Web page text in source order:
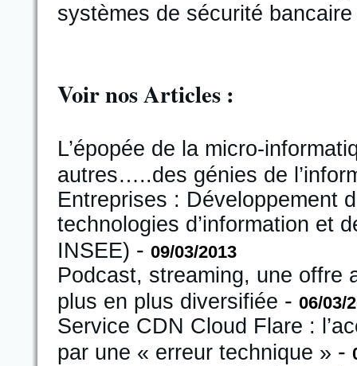
systèmes de sécurité bancaire
Voir nos Articles :
L’épopée de la micro-
autres…..des génies de
Entreprises : Développement
technologies d’information et
INSEE) - 09/03/2013
Podcast, streaming, une offre
plus en plus diversifiée - 06/03/
Service CDN Cloud Flare :
par une « erreur technique » -